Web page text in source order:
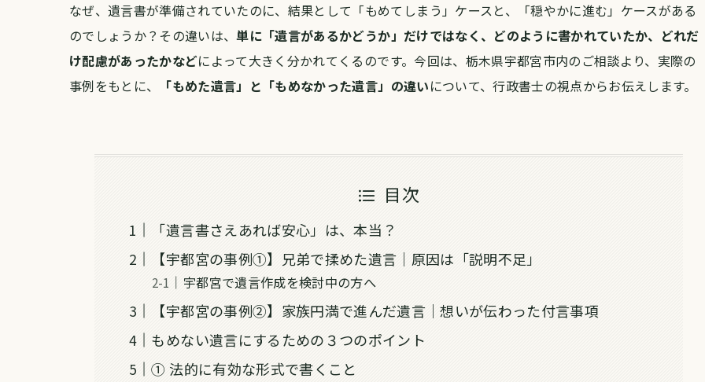
なぜ、遺言書が準備されていたのに、結果として「もめてしまう」ケースと、「穏やかに進む」ケースがある
のでしょうか？ その違いは、単に「遺言があるかどうか」だけではなく、 どのように書かれていたか、どれだ
け配慮があったかなどによって大きく分かれてくるのです。今回は、栃木県宇都宮市内のご相談より、実際の
事例をもとに、
「もめた遺言」と「もめなかった遺言」の違いについて、行政書士の視点からお伝えします。
目次
「遺言書さえあれば安心」は、本当？
【宇都宮の事例①】兄弟で揉めた遺言｜原因は「説明不足」
宇都宮で遺言作成を検討中の方へ
【宇都宮の事例②】家族円満で進んだ遺言｜想いが伝わった付言事項
もめない遺言にするための３つのポイント
① 法的に有効な形式で書くこと